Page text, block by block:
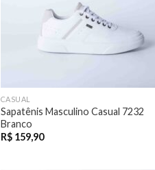
CASUAL
Sapatênis Masculino Casual 7232
Branco
R$159,90